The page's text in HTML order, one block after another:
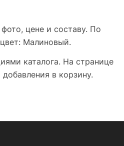
цене и составу. По
Малиновый.
каталога. На странице
в корзину.